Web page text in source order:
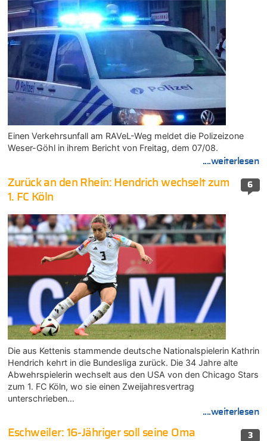
Einen Verkehrsunfall am RAVeL-Weg meldet die Polizeizone
Weser-Göhl in ihrem Bericht von Freitag, dem 07/08.
....weiterlesen
6
Zurück an den Rhein: Hendrich wechselt zum
1. FC Köln
Die aus Kettenis stammende deutsche Nationalspielerin Kathrin
Hendrich kehrt in die Bundesliga zurück. Die 34 Jahre alte
Abwehrspielerin wechselt aus den USA von den Chicago Stars
zum 1. FC Köln, wo sie einen Zweijahresvertrag
unterschrieben…
....weiterlesen
3
Eschweiler: 16-Jähriger soll seine Oma